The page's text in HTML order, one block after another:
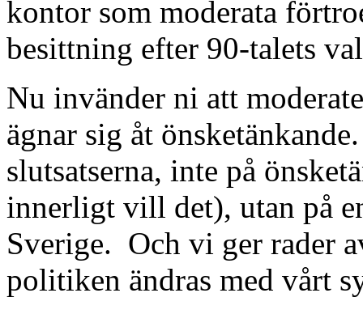
kontor som moderata
besittning efter 90-talets
Nu invänder ni att
ägnar sig åt
slutsatserna, inte på
innerligt vill det), utan på
Sverige. Och vi ger rader
politiken ändras med vårt